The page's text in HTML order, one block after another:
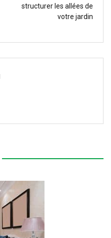
structurer les allées de
votre jardin